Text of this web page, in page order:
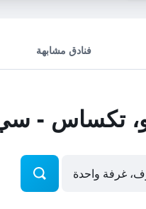
فنادق مشابهة